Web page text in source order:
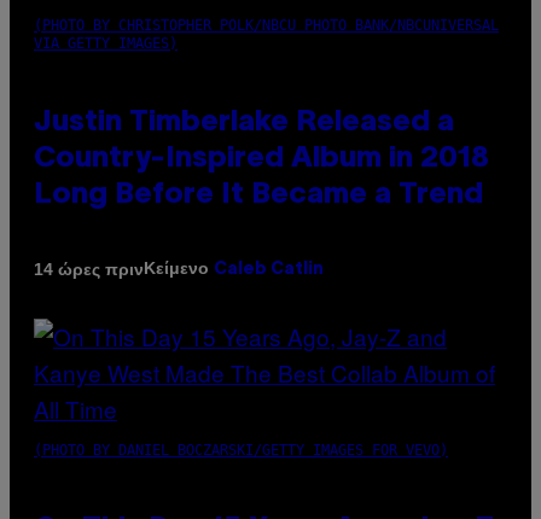
(PHOTO BY CHRISTOPHER POLK/NBCU PHOTO BANK/NBCUNIVERSAL
VIA GETTY IMAGES)
Justin Timberlake Released a
Country-Inspired Album in 2018
Long Before It Became a Trend
14 ώρες πρινΚείμενο Caleb Catlin
(PHOTO BY DANIEL BOCZARSKI/GETTY IMAGES FOR VEVO)